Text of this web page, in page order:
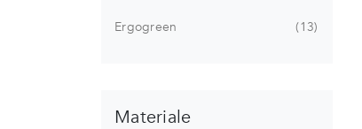
Ergogreen 13
Materiale